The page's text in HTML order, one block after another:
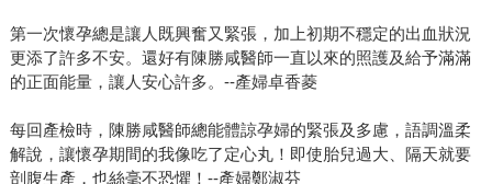
第一次懷孕總是讓人既興奮又緊張，加上初期不穩定的出血狀況
更添了許多不安。還好有陳勝咸醫師一直以來的照護及給予滿滿
的正面能量，讓人安心許多。--產婦卓香菱
每回產檢時，陳勝咸醫師總能體諒孕婦的緊張及多慮，語調溫柔
解說，讓懷孕期間的我像吃了定心丸！即使胎兒過大、隔天就要
剖腹生產，也絲毫不恐懼！--產婦鄭淑芬